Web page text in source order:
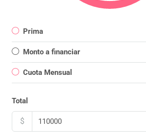
Prima
Monto a financiar
Cuota Mensual
Total
$